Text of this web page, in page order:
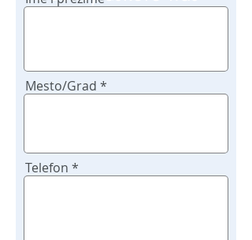
Mesto/Grad
Telefon